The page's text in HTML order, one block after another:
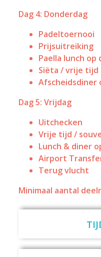
Dag 4: Donderdag
Padeltoernooi
Prijsuitreiking
Paella lunch op
Siëta / vrije tijd
Afscheidsdiner
Dag 5: Vrijdag
Uitchecken
Vrije tijd /
Lunch & diner
Airport
Terug vlucht
Minimaal aantal